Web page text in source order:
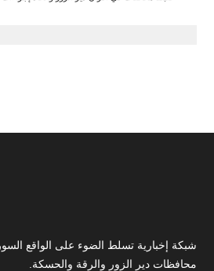
شبكة إخبارية تسلط الضوء على الواقع
محافظات دير الزور والرقة والحسكة.